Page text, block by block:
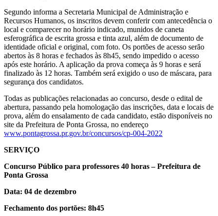
Segundo informa a Secretaria Municipal de Administração e
Recursos Humanos, os inscritos devem conferir com antecedência o
local e comparecer no horário indicado, munidos de caneta
esferográfica de escrita grossa e tinta azul, além de documento de
identidade oficial e original, com foto. Os portões de acesso serão
abertos às 8 horas e fechados às 8h45, sendo impedido o acesso
após este horário. A aplicação da prova começa às 9 horas e será
finalizado às 12 horas. Também será exigido o uso de máscara, para
segurança dos candidatos.
Todas as publicações relacionadas ao concurso, desde o edital de
abertura, passando pela homologação das inscrições, data e locais de
prova, além do ensalamento de cada candidato, estão disponíveis no
site da Prefeitura de Ponta Grossa, no endereço
www.pontagrossa.pr.gov.br/concursos/cp-004-2022
SERVIÇO
Concurso Público para professores 40 horas – Prefeitura de
Ponta Grossa
Data: 04 de dezembro
Fechamento dos portões: 8h45